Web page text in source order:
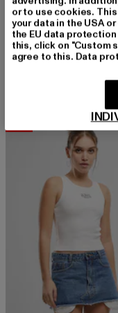
VON DUTCH
AKELA SHIRTS
or to use cookies.
your data in the USA
the EU data
this, click on "Custom
agree to this. Data